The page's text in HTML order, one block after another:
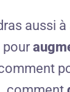
aussi
pour